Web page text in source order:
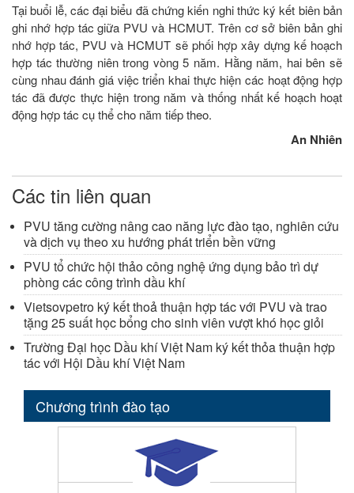
Tại buổi lễ, các đại biểu đã chứng kiến nghi thức ký kết biên bản
ghi nhớ hợp tác giữa PVU và HCMUT. Trên cơ sở biên bản ghi
nhớ hợp tác, PVU và HCMUT sẽ phối hợp xây dựng kế hoạch
hợp tác thường niên trong vòng 5 năm. Hằng năm, hai bên sẽ
cùng nhau đánh giá việc triển khai thực hiện các hoạt động hợp
tác đã được thực hiện trong năm và thống nhất kế hoạch hoạt
động hợp tác cụ thể cho năm tiếp theo.
An Nhiên
Các tin liên quan
PVU tăng cường nâng cao năng lực đào tạo, nghiên cứu
và dịch vụ theo xu hướng phát triển bền vững
PVU tổ chức hội thảo công nghệ ứng dụng bảo trì dự
phòng các công trình dầu khí
Vietsovpetro ký kết thoả thuận hợp tác với PVU và trao
tặng 25 suất học bổng cho sinh viên vượt khó học giỏi
Trường Đại học Dầu khí Việt Nam ký kết thỏa thuận hợp
tác với Hội Dầu khí Việt Nam
Chương trình đào tạo